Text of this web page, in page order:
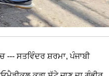
--- ਸਤਵਿੰਦਰ ਸ਼ਰਮਾ, ਪੰਜਾਬੀ